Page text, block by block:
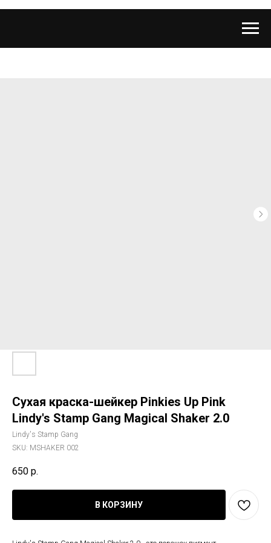
Сухая краска-шейкер Pinkies Up Pink
Lindy's Stamp Gang Magical Shaker 2.0
Lindy's Stamp Gang
SKU: MSHAKER 002
650 р.
В КОРЗИНУ